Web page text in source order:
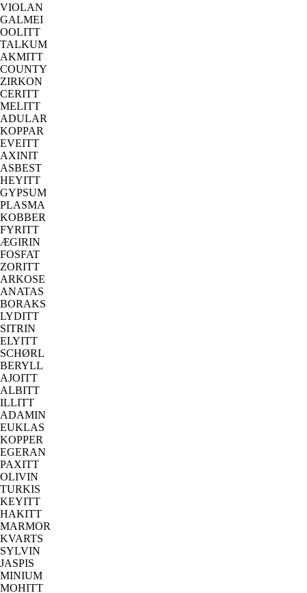
VIOLAN
GALMEI
OOLITT
TALKUM
AKMITT
COUNTY
ZIRKON
CERITT
MELITT
ADULAR
KOPPAR
EVEITT
AXINIT
ASBEST
HEYITT
GYPSUM
PLASMA
KOBBER
FYRITT
ÆGIRIN
FOSFAT
ZORITT
ARKOSE
ANATAS
BORAKS
LYDITT
SITRIN
ELYITT
SCHØRL
BERYLL
AJOITT
ALBITT
ILLITT
ADAMIN
EUKLAS
KOPPER
EGERAN
PAXITT
OLIVIN
TURKIS
KEYITT
HAKITT
MARMOR
KVARTS
SYLVIN
JASPIS
MINIUM
MOHITT